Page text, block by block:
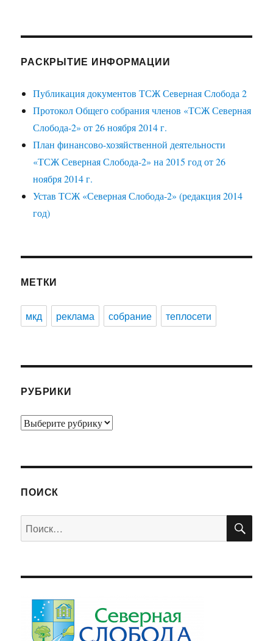
РАСКРЫТИЕ ИНФОРМАЦИИ
Публикация документов ТСЖ Северная Слобода 2
Протокол Общего собрания членов «ТСЖ Северная
Слобода-2» от 26 ноября 2014 г.
План финансово-хозяйственной деятельности
«ТСЖ Северная Слобода-2» на 2015 год от 26
ноября 2014 г.
Устав ТСЖ «Северная Слобода-2» (редакция 2014
год)
МЕТКИ
мкд реклама собрание теплосети
РУБРИКИ
Рубрики
ПОИСК
Искать: